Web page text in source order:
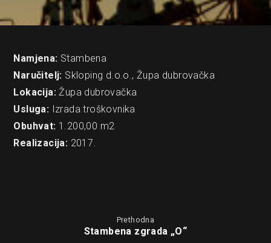
Namjena: Stambena
Naručitelj: Skloping d.o.o., Župa dubrovačka
Lokacija:Župa dubrovačka
Usluga: Izrada troškovnika
Obuhvat: 1.200,00 m2
Realizacija: 2017.
Prethodna
Stambena zgrada „O“